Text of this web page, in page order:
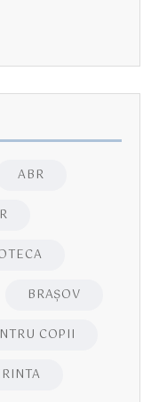
ABR
BRAŞOV
COPII